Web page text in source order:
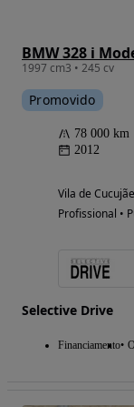
BMW 328 i
1997 cm3 • 245 cv
Promovido
78 000 km
2012
Vila de
Profissional •
Selective Drive
Financiamento